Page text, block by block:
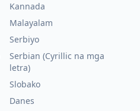
Kannada
Malayalam
Serbiyo
Serbian (Cyrillic na mga
letra)
Slobako
Danes